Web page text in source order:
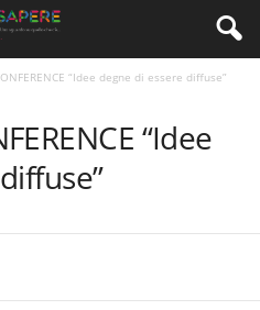
“Idee degne di essere diffuse”
“Idee